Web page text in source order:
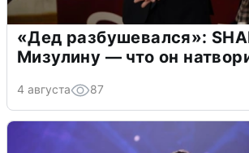
«Дед разбушевался»:
Мизулину — что он
4 августа 87